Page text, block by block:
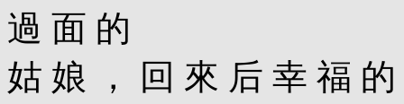
過 面 的
姑 娘 ， 回 來 后 幸 福